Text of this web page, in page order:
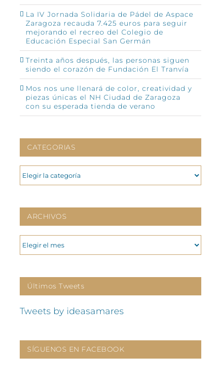
La IV Jornada Solidaria de Pádel de Aspace
Zaragoza recauda 7.425 euros para seguir
mejorando el recreo del Colegio de
Educación Especial San Germán
Treinta años después, las personas siguen
siendo el corazón de Fundación El Tranvía
Mos nos une llenará de color, creatividad y
piezas únicas el NH Ciudad de Zaragoza
con su esperada tienda de verano
CATEGORIAS
CATEGORIAS
ARCHIVOS
ARCHIVOS
Últimos Tweets
Tweets by ideasamares
SÍGUENOS EN FACEBOOK